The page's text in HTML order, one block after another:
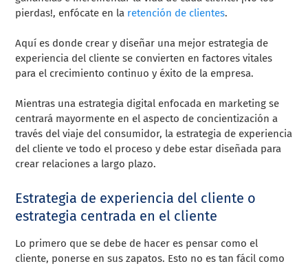
pierdas!, enfócate en la retención de clientes.
Aquí es donde crear y diseñar una mejor estrategia de
experiencia del cliente se convierten en factores vitales
para el crecimiento continuo y éxito de la empresa.
Mientras una estrategia digital enfocada en marketing se
centrará mayormente en el aspecto de concientización a
través del viaje del consumidor, la estrategia de experiencia
del cliente ve todo el proceso y debe estar diseñada para
crear relaciones a largo plazo.
Estrategia de experiencia del cliente o
estrategia centrada en el cliente
Lo primero que se debe de hacer es pensar como el
cliente, ponerse en sus zapatos. Esto no es tan fácil como